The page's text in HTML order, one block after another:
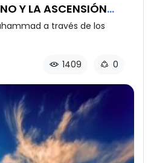
Y LA ASCENSIÓN
ASCENSIÓNa través de los
1409 0